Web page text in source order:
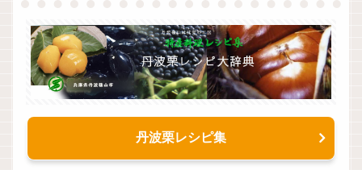
丹波栗レシピ集